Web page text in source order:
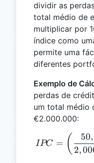
dividir as
total médio de
multiplicar por
índice como
permite uma
diferentes
Exemplo de
perdas de
um total médio
€2.000.000:
IPC = ( 2,
50,